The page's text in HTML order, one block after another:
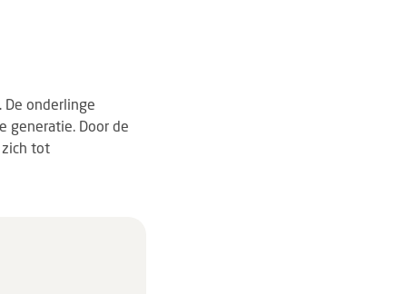
De onderlinge
generatie. Door de
zich tot